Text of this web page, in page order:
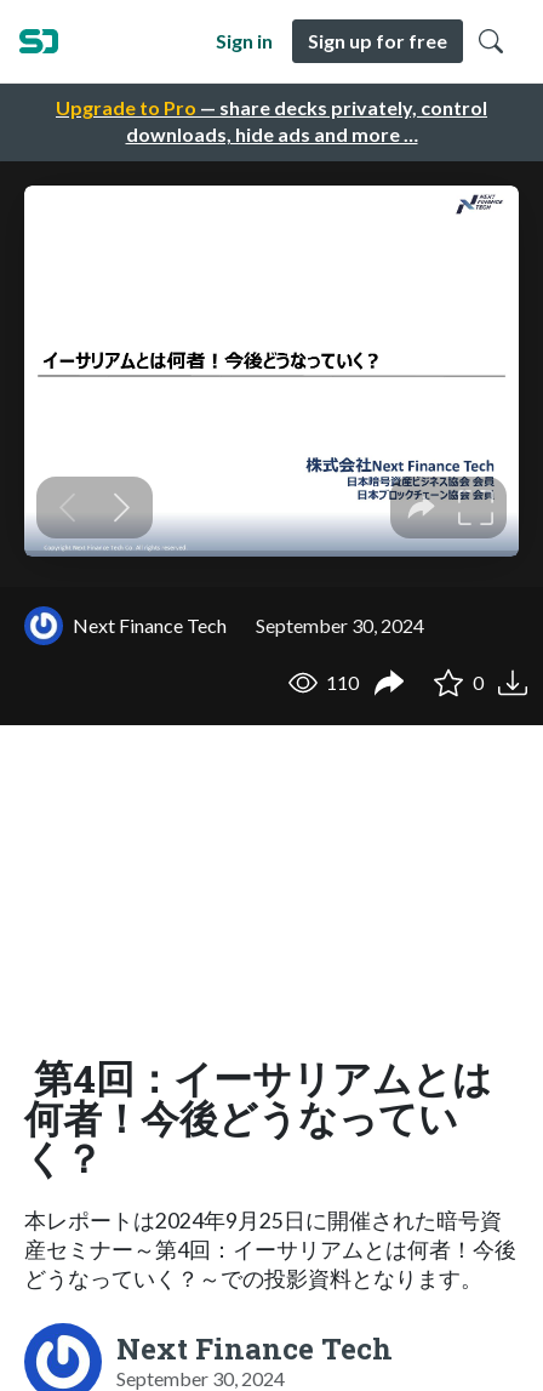
Upgrade to Pro — share decks privately, control
downloads, hide ads and more …
Sign in Sign up for free
Next Finance Tech September 30, 2024
110 0
第4回：イーサリアムとは
何者！今後どうなってい
く？
本レポートは2024年9月25日に開催された暗号資
産セミナー～第4回：イーサリアムとは何者！今後
どうなっていく？～での投影資料となります。
Next Finance Tech
September 30, 2024